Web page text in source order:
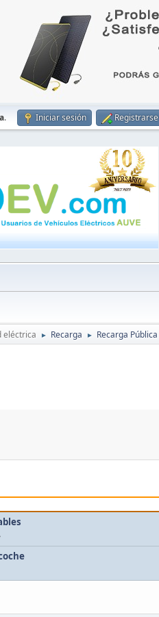
. Iniciar sesión Registrarse
eléctrica ► Recarga ► Recarga Pública